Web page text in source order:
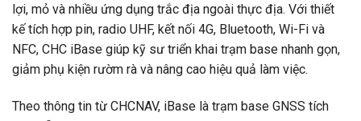
lợi, mỏ và nhiều ứng dụng trắc địa ngoài thực địa. Với thiết
kế tích hợp pin, radio UHF, kết nối 4G, Bluetooth, Wi-Fi và
NFC, CHC iBase giúp kỹ sư triển khai trạm base nhanh gọn,
giảm phụ kiện rườm rà và nâng cao hiệu quả làm việc.
Theo thông tin từ CHCNAV, iBase là trạm base GNSS tích